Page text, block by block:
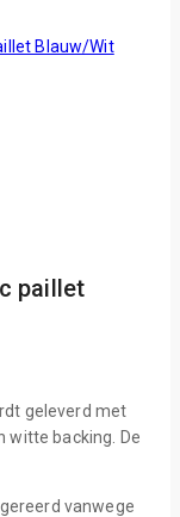
paillet
geleverd met
witte backing. De
vanwege